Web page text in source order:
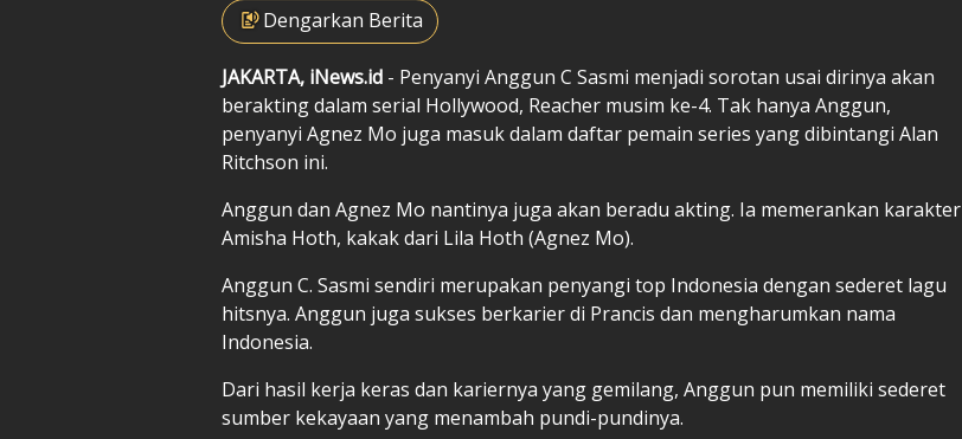
Dengarkan Berita
JAKARTA, iNews.id - Penyanyi Anggun C Sasmi menjadi sorotan usai dirinya akan
berakting dalam serial Hollywood, Reacher musim ke-4. Tak hanya Anggun,
penyanyi Agnez Mo juga masuk dalam daftar pemain series yang dibintangi Alan
Ritchson ini.
Anggun dan Agnez Mo nantinya juga akan beradu akting. Ia memerankan karakter
Amisha Hoth, kakak dari Lila Hoth (Agnez Mo).
Anggun C. Sasmi sendiri merupakan penyangi top Indonesia dengan sederet lagu
hitsnya. Anggun juga sukses berkarier di Prancis dan mengharumkan nama
Indonesia.
Dari hasil kerja keras dan kariernya yang gemilang, Anggun pun memiliki sederet
sumber kekayaan yang menambah pundi-pundinya.